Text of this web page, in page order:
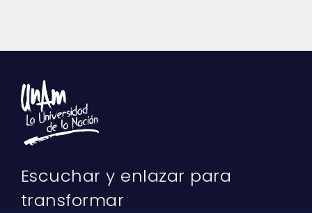
Escuchar y enlazar para
transformar